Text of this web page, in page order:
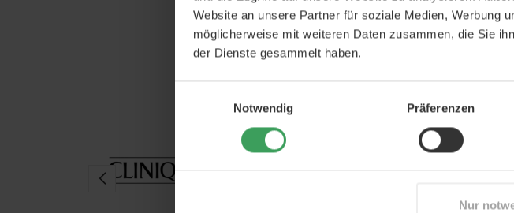
Website an unsere Partner für soziale Medien, Werbung
möglicherweise mit weiteren Daten zusammen, die Sie
der Dienste gesammelt haben.
Notwendig
Präferenzen
Nur
In den Warenkorb In den